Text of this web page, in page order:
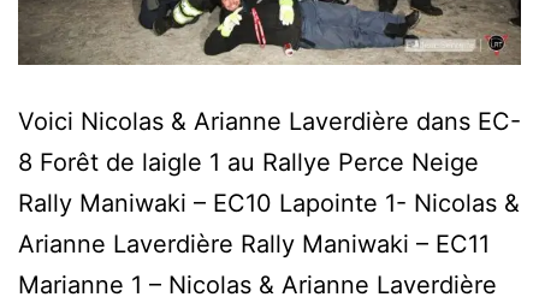
Voici Nicolas & Arianne Laverdière dans EC-
8 Forêt de laigle 1 au Rallye Perce Neige
Rally Maniwaki – EC10 Lapointe 1- Nicolas &
Arianne Laverdière Rally Maniwaki – EC11
Marianne 1 – Nicolas & Arianne Laverdière